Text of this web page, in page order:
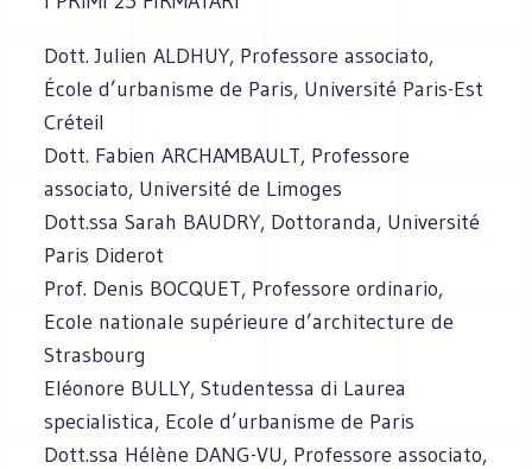
Dott. Julien ALDHUY, Professore associato,
École d’urbanisme de Paris, Université Paris-Est
Créteil
Dott. Fabien ARCHAMBAULT, Professore
associato, Université de Limoges
Dott.ssa Sarah BAUDRY, Dottoranda, Université
Paris Diderot
Prof. Denis BOCQUET, Professore ordinario,
Ecole nationale supérieure d’architecture de
Strasbourg
Eléonore BULLY, Studentessa di Laurea
specialistica, Ecole d’urbanisme de Paris
Dott.ssa Hélène DANG-VU, Professore associato,